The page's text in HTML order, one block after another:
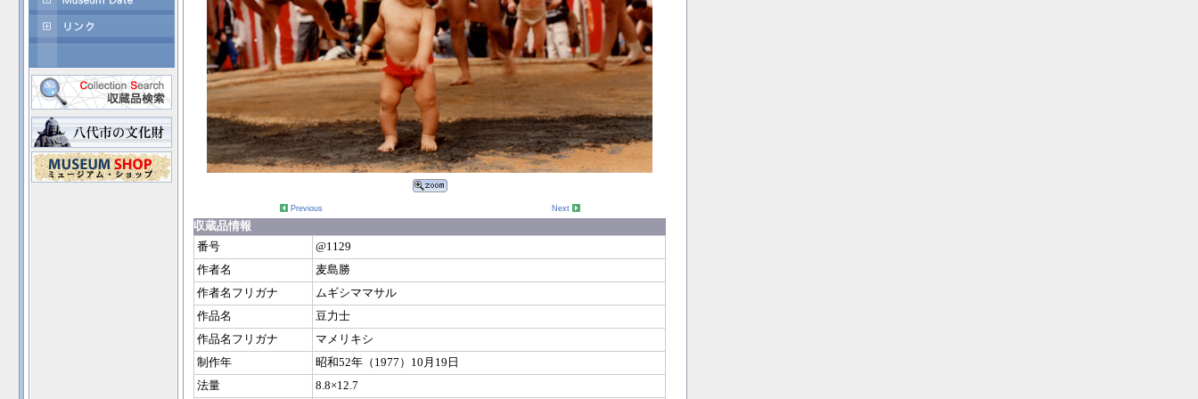
Previous Next
収蔵品情報
番号
@1129
作者名
麦島勝
作者名フリガナ
ムギシママサル
作品名
豆力士
作品名フリガナ
マメリキシ
制作年
昭和52年（1977）10月19日
法量
8.8×12.7